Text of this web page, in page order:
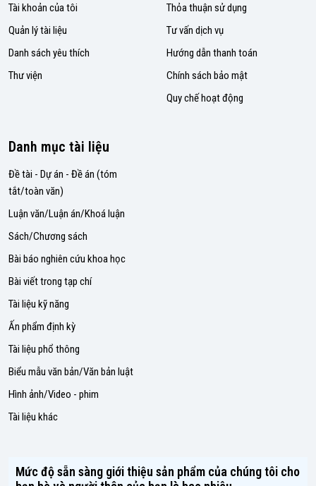
Tài khoản của tôi
Quản lý tài liệu
Danh sách yêu thích
Thư viện
Thỏa thuận sử dụng
Tư vấn dịch vụ
Hướng dẫn thanh toán
Chính sách bảo mật
Quy chế hoạt động
Danh mục tài liệu
Đề tài - Dự án - Đề án (tóm
tắt/toàn văn)
Luận văn/Luận án/Khoá luận
Sách/Chương sách
Bài báo nghiên cứu khoa học
Bài viết trong tạp chí
Tài liệu kỹ năng
Ấn phẩm định kỳ
Tài liệu phổ thông
Biểu mẫu văn bản/Văn bản luật
Hình ảnh/Video - phim
Tài liệu khác
Mức độ sẵn sàng giới thiệu sản phẩm của chúng tôi cho